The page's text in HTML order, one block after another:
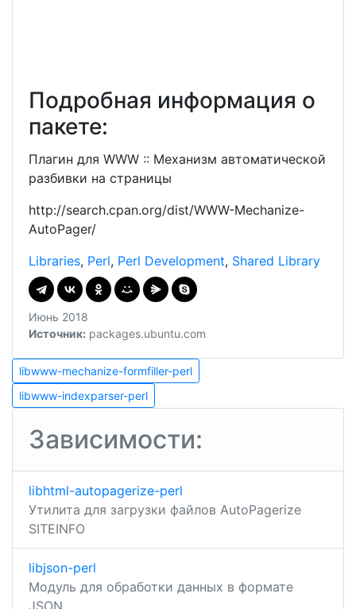
Подробная информация о
пакете:
Плагин для WWW :: Механизм автоматической
разбивки на страницы
http://search.cpan.org/dist/WWW-Mechanize-
AutoPager/
Libraries, Perl, Perl Development, Shared Library
Июнь 2018
Источник: packages.ubuntu.com
Навигация
по
записям
libwww-
mechanize-
formfiller-
libwww-mechanize-formfiller-perl
libwww-
indexparser-
perl
libwww-indexparser-perl
Зависимости:
libhtml-autopagerize-perl
Утилита для загрузки файлов AutoPagerize
SITEINFO
libjson-perl
Модуль для обработки данных в формате
JSON